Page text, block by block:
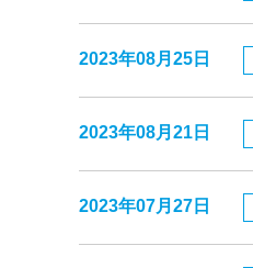
2023年08月25日
2023年08月21日
2023年07月27日